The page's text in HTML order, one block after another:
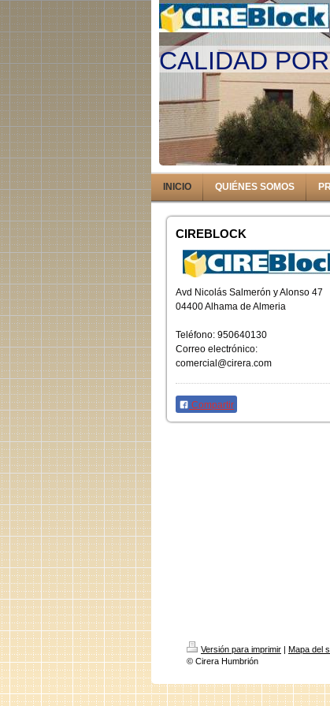
CALIDAD
INICIO QUIÉNES SOMOS
CIREBLOCK
Avd Nicolás Salmerón y Alonso 47
04400 Alhama de Almeria
Teléfono: 950640130
Correo electrónico:
comercial@cirera.com
Compartir
Versión para imprimir | Mapa del
© Cirera Humbrión